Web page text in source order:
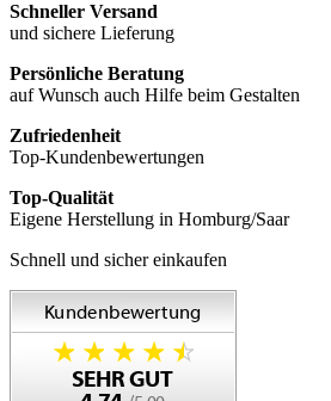
Schneller Versand
und sichere Lieferung
Persönliche Beratung
auf Wunsch auch Hilfe beim Gestalten
Zufriedenheit
Top-Kundenbewertungen
Top-Qualität
Eigene Herstellung in Homburg/Saar
Schnell und sicher einkaufen